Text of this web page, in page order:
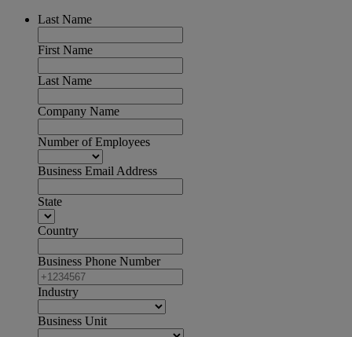
Last Name
First Name
Last Name
Company Name
Number of Employees
Business Email Address
State
Country
Business Phone Number
Industry
Business Unit